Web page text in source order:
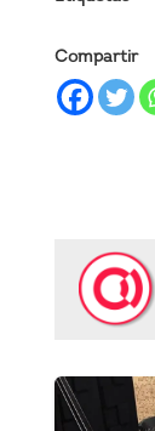
Compartir